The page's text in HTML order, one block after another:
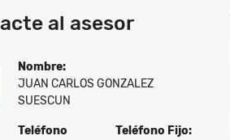
al asesor
Nombre:
JUAN CARLOS GONZALEZ
SUESCUN
Teléfono
Teléfono Fijo: